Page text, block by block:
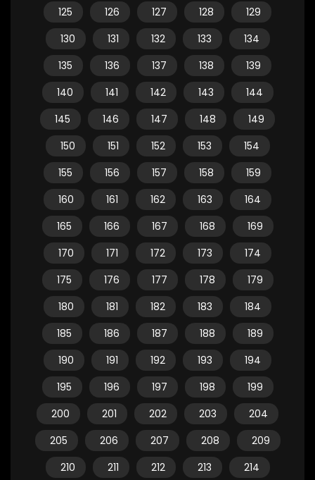
125
126 127 128
129
130
131 132 133
134
135
136 137 138
139
140
141 142 143
144
145
146 147 148
149
150
151 152 153
154
155
156 157 158
159
160
161 162 163
164
165
166 167 168
169
170
171 172 173
174
175
176 177 178
179
180
181 182 183
184
185
186 187 188
189
190
191 192 193
194
195
196 197 198
199
200
201 202 203
204
205
206 207 208
209
210
211 212 213
214